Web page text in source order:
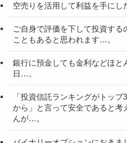
空売りを活用して利益を手にし
ご自身で評価を下して投資する
こともあると思われます…。
銀行に預金しても金利などほと
日…。
「投資信託ランキングがトッ
から」と言って安全であると考
んが…。